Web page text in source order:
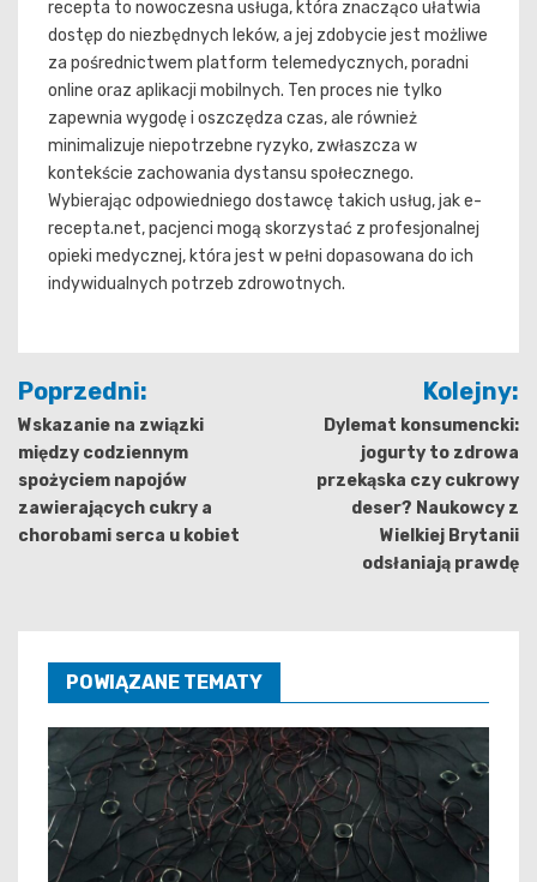
recepta to nowoczesna usługa, która znacząco ułatwia
dostęp do niezbędnych leków, a jej zdobycie jest możliwe
za pośrednictwem platform telemedycznych, poradni
online oraz aplikacji mobilnych. Ten proces nie tylko
zapewnia wygodę i oszczędza czas, ale również
minimalizuje niepotrzebne ryzyko, zwłaszcza w
kontekście zachowania dystansu społecznego.
Wybierając odpowiedniego dostawcę takich usług, jak e-
recepta.net, pacjenci mogą skorzystać z profesjonalnej
opieki medycznej, która jest w pełni dopasowana do ich
indywidualnych potrzeb zdrowotnych.
Nawigacja
wpisu
Poprzedni:
Wskazanie na związki
między codziennym
spożyciem napojów
zawierających cukry a
chorobami serca u kobiet
Kolejny:
Dylemat konsumencki:
jogurty to zdrowa
przekąska czy cukrowy
deser? Naukowcy z
Wielkiej Brytanii
odsłaniają prawdę
POWIĄZANE TEMATY